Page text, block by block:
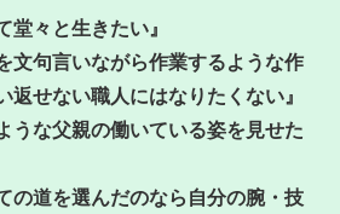
堂々と生きたい』
文句言いながら作業するような作
返せない職人にはなりたくない』
うな父親の働いている姿を見せた
の道を選んだのなら自分の腕・技